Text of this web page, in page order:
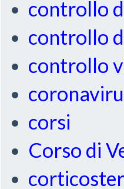
controllo
controllo
controllo
corsi
Corso di